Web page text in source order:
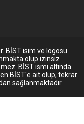
BİST isim ve logosu
olup izinsiz
BİST ismi altında
BİST'e ait olup, tekrar
sağlanmaktadır.